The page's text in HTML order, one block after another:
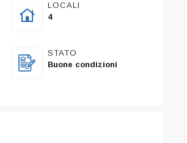
LOCALI
4
STATO
Buone condizioni